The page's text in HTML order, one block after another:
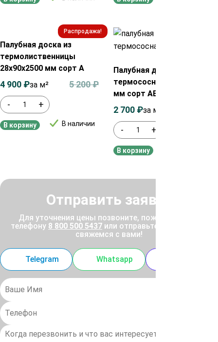
Распродажа!
Палубная доска из
термолиственницы
28х90х2500 мм сорт А
- +
В наличии
5 200₽
4 900 ₽за м²
В корзину
Палубная доска из
термососны 30х140х3300
мм сорт АВ
- +
2 700 ₽за м²
В корзину
Отправить заявку
Для уточнения цены позвоните, пожалуйста, по
телефону 8 800 500 5437 или отправьте заявку, и мы
свяжемся с вами!
Telegram Whatsapp